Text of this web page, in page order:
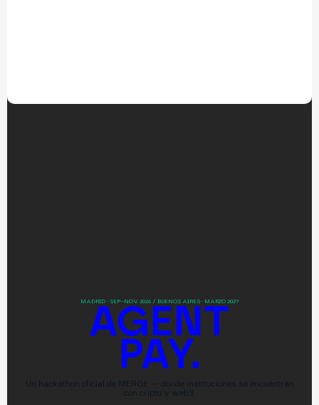
MADRID · SEP–NOV 2026 / BUENOS AIRES · MARZO 2027
AGENT
PAY.
Un hackathon oficial de MERGE — donde instituciones se encuentran
con cripto y web3.